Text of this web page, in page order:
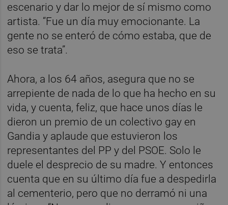
escenario y dar lo mejor de sí mismo como
artista. “Fue un día muy emocionante. La
gente no se enteró de cómo estaba, que de
eso se trata”.
Ahora, a los 64 años, asegura que no se
arrepiente de nada de lo que ha hecho en su
vida, y cuenta, feliz, que hace unos días le
dieron un premio de un colectivo gay en
Gandia y aplaude que estuvieron los
representantes del PP y del PSOE. Solo le
duele el desprecio de su madre. Y entonces
cuenta que en su último día fue a despedirla
al cementerio, pero que no derramó ni una